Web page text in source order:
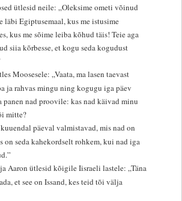
ütlesid neile: „Oleksime ometi võinud
läbi Egiptusemaal, kus me istusime
kus me sõime leiba kõhud täis! Teie aga
siia kõrbesse, et kogu seda kogudust
Moosesele: „Vaata, ma lasen taevast
ja rahvas mingu ning kogugu iga päev
panen nad proovile: kas nad käivad minu
mitte?
päeval valmistavad, mis nad on
on seda kahekordselt rohkem, kui nad iga
Aaron ütlesid kõigile Iisraeli lastele: „Täna
et see on Issand, kes teid tõi välja